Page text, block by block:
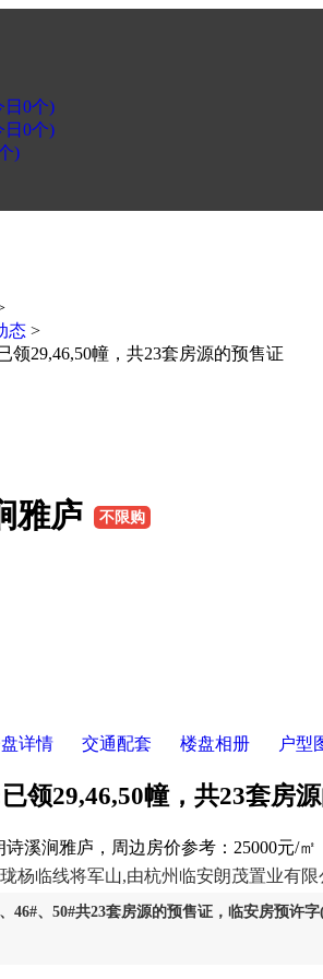
日0个)
日0个)
)
态 >
领29,46,50幢，共23套房源的预售证
雅庐 不限购
详情 交通配套 楼盘相册 户型
领29,46,50幢，共23套房
诗溪涧雅庐，周边房价参考：25000元/
杨临线将军山,由杭州临安朗茂置业有
46#、50#共23套房源的预售证，临安房预许